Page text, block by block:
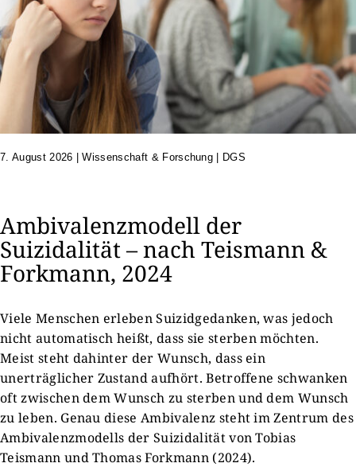
7. August 2026 |Wissenschaft & Forschung | DGS
Ambivalenzmodell der
Suizidalität – nach Teismann &
Forkmann, 2024
Viele Menschen erleben Suizidgedanken, was jedoch
nicht automatisch heißt, dass sie sterben möchten.
Meist steht dahinter der Wunsch, dass ein
unerträglicher Zustand aufhört. Betroffene schwanken
oft zwischen dem Wunsch zu sterben und dem Wunsch
zu leben. Genau diese Ambivalenz steht im Zentrum des
Ambivalenzmodells der Suizidalität von Tobias
Teismann und Thomas Forkmann (2024).